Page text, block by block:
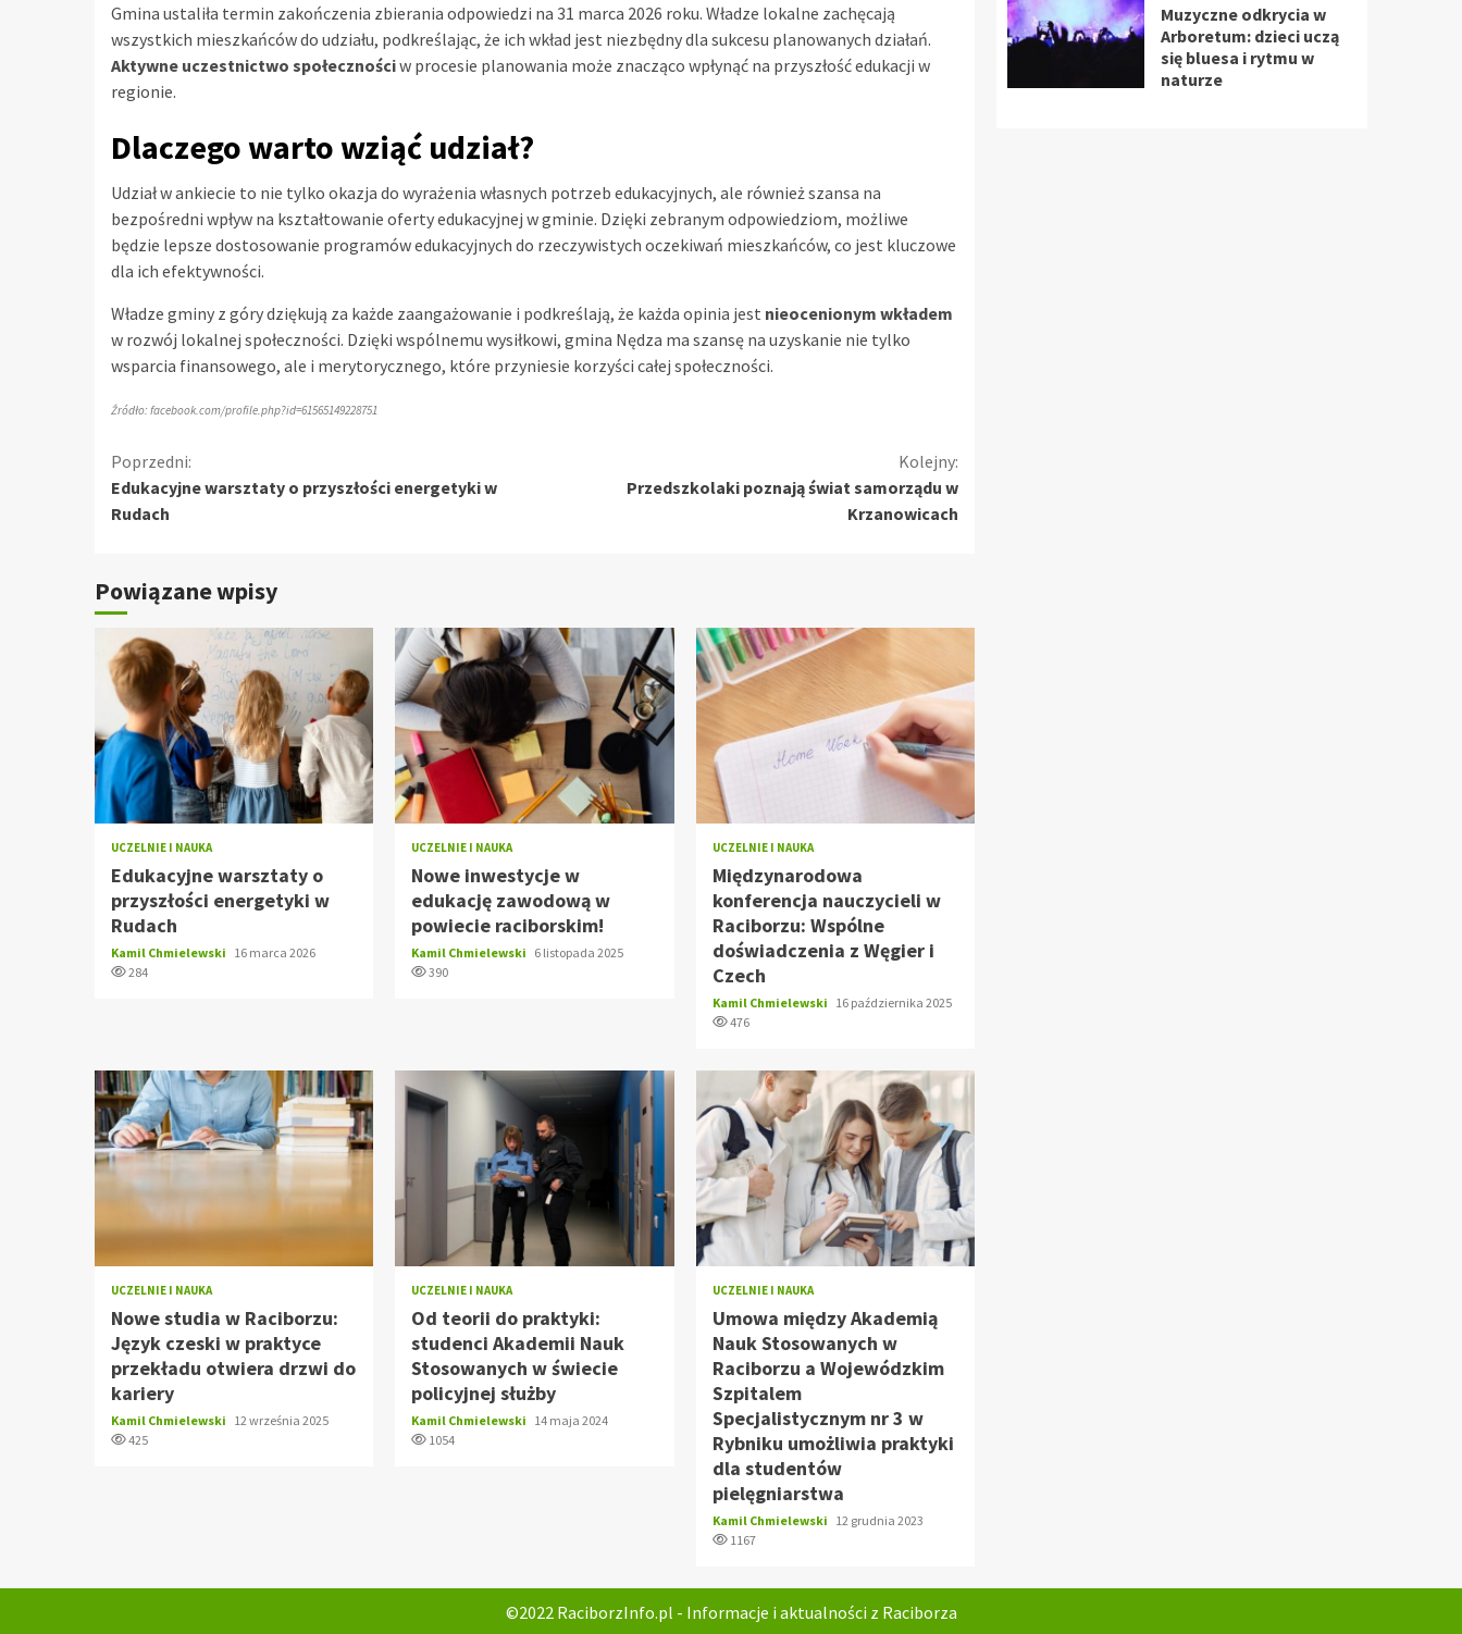
Gmina ustaliła termin zakończenia zbierania odpowiedzi na 31 marca 2026 roku. Władze lokalne zachęcają
wszystkich mieszkańców do udziału, podkreślając, że ich wkład jest niezbędny dla sukcesu planowanych działań.
Aktywne uczestnictwo społecznościw procesie planowania może znacząco wpłynąć na przyszłość edukacji w
regionie.
Dlaczego warto wziąć udział?
Udział w ankiecie to nie tylko okazja do wyrażenia własnych potrzeb edukacyjnych, ale również szansa na
bezpośredni wpływ na kształtowanie oferty edukacyjnej w gminie. Dzięki zebranym odpowiedziom, możliwe
będzie lepsze dostosowanie programów edukacyjnych do rzeczywistych oczekiwań mieszkańców, co jest kluczowe
dla ich efektywności.
Władze gminy z góry dziękują za każde zaangażowanie i podkreślają, że każda opinia jest nieocenionym wkładem
w rozwój lokalnej społeczności. Dzięki wspólnemu wysiłkowi, gmina Nędza ma szansę na uzyskanie nie tylko
wsparcia finansowego, ale i merytorycznego, które przyniesie korzyści całej społeczności.
Źródło: facebook.com/profile.php?id=61565149228751
Kontynuuj
czytanie
Poprzedni:
Edukacyjne warsztaty o przyszłości energetyki w
Rudach
Kolejny:
Przedszkolaki poznają świat samorządu w
Krzanowicach
Powiązane wpisy
UCZELNIE I NAUKA
Edukacyjne warsztaty o
przyszłości energetyki w
Rudach
Kamil Chmielewski 16 marca 2026
284
UCZELNIE I NAUKA
Nowe inwestycje w
edukację zawodową w
powiecie raciborskim!
Kamil Chmielewski 6 listopada 2025
390
UCZELNIE I NAUKA
Międzynarodowa
konferencja nauczycieli w
Raciborzu: Wspólne
doświadczenia z Węgier i
Czech
Kamil Chmielewski 16 października 2025
476
UCZELNIE I NAUKA
Nowe studia w Raciborzu:
Język czeski w praktyce
przekładu otwiera drzwi do
kariery
Kamil Chmielewski 12 września 2025
425
UCZELNIE I NAUKA
Od teorii do praktyki:
studenci Akademii Nauk
Stosowanych w świecie
policyjnej służby
Kamil Chmielewski 14 maja 2024
1054
UCZELNIE I NAUKA
Umowa między Akademią
Nauk Stosowanych w
Raciborzu a Wojewódzkim
Szpitalem
Specjalistycznym nr 3 w
Rybniku umożliwia praktyki
dla studentów
pielęgniarstwa
Kamil Chmielewski 12 grudnia 2023
1167
Muzyczne odkrycia w
Arboretum: dzieci uczą
się bluesa i rytmu w
naturze
©2022 RaciborzInfo.pl - Informacje i aktualności z Raciborza